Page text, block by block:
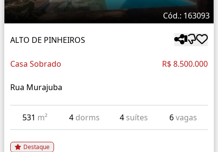
Cód.: 163093
ALTO DE PINHEIROS
Casa Sobrado R$ 8.500.000
Rua Murajuba
531 m² 4 dorms 4 suítes 6vagas
Destaque